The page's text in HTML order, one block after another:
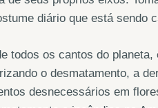
diário que está sendo
todos os cantos do
o desmatamento, a
desnecessários em